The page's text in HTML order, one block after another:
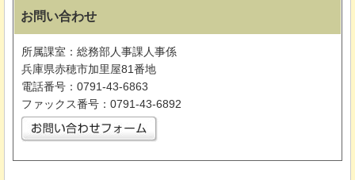
お問い合わせ
所属課室：総務部人事課人事係
兵庫県赤穂市加里屋81番地
電話番号：0791-43-6863
ファックス番号：0791-43-6892